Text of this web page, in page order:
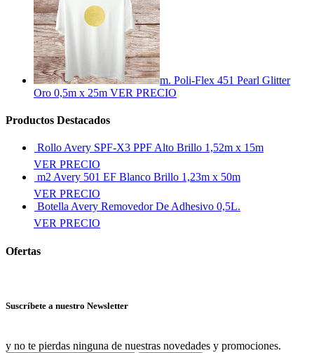
m. Poli-Flex 451 Pearl Glitter
Oro 0,5m x 25m VER PRECIO
Productos Destacados
Rollo Avery SPF-X3 PPF Alto Brillo 1,52m x 15m
VER PRECIO
m2 Avery 501 EF Blanco Brillo 1,23m x 50m
VER PRECIO
Botella Avery Removedor De Adhesivo 0,5L.
VER PRECIO
Ofertas
Suscríbete a nuestro Newsletter
y no te pierdas ninguna de nuestras novedades y promociones.